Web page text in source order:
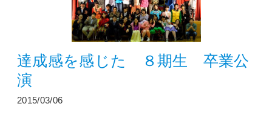
達成感を感じた ８期生 卒業公
演
2015/03/06